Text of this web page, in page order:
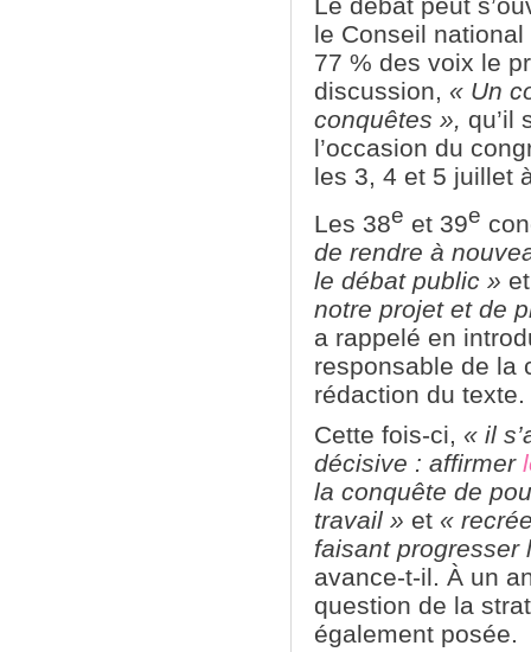
Le débat peut
le Conseil
77 % des voix le
discussion, « Un
conquêtes », qu’il
l’occasion du
les 3, 4 et 5 juillet
Les 38e et 39e
de rendre à
le débat public »
notre projet et de
a rappelé en
responsable de la
rédaction du texte.
Cette fois-ci, « il
décisive : affirmer
la conquête de
travail » et «
faisant progresser
avance-t-il. À un
question de la
également posée.